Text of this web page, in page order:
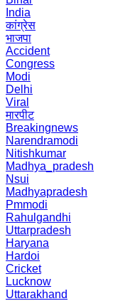
India
कांग्रेस
भाजपा
Accident
Congress
Modi
Delhi
Viral
मारपीट
Breakingnews
Narendramodi
Nitishkumar
Madhya_pradesh
Nsui
Madhyapradesh
Pmmodi
Rahulgandhi
Uttarpradesh
Haryana
Hardoi
Cricket
Lucknow
Uttarakhand